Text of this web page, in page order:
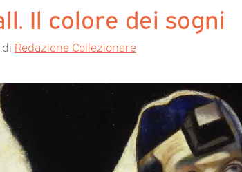
Il colore dei sogni
di Redazione Collezionare